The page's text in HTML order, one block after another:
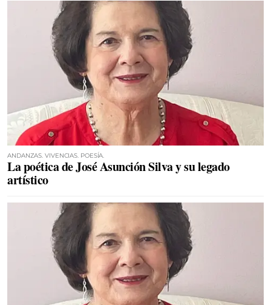
ANDANZAS. VIVENCIAS. POESÍA.
La poética de José Asunción Silva y su legado
artístico